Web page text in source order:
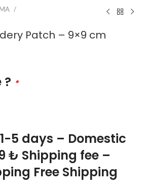
Patch – 9×9 cm
? *
5 days – Domestic
₺ Shipping fee –
Free Shipping